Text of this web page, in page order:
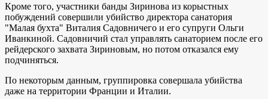
Кроме того, участники банды Зиринова из корыстных
побуждений совершили убийство директора санатория
"Малая бухта" Виталия Садовничего и его супруги Ольги
Иванкиной. Садовничий стал управлять санаторием после его
рейдерского захвата Зириновым, но потом отказался ему
подчиняться.
По некоторым данным, группировка совершала убийства
даже на территории Франции и Италии.